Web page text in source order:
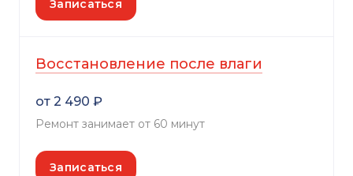
Записаться
Восстановление после влаги
от 2 490 ₽
Ремонт занимает от 60 минут
Записаться